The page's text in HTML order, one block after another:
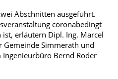
Abschnitten ausgeführt.
coronabedingt
erläutern Dipl. Ing. Marcel
Simmerath und
Bernd Roder